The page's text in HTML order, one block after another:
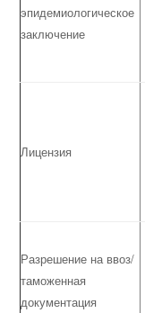
эпидемиологическое
заключение
Лицензия
Разрешение на ввоз/
таможенная
документация